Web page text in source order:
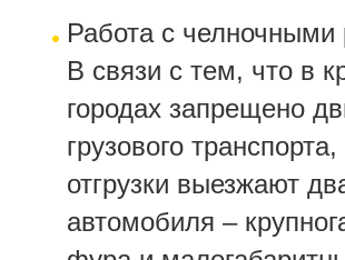
Работа с челночными
В связи с тем, что в
городах запрещено
грузового
отгрузки выезжают
автомобиля –